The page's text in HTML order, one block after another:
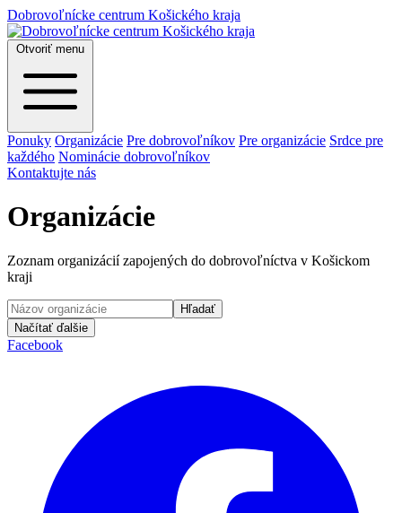
Dobrovoľnícke centrum Košického kraja
Otvoriť menu
Ponuky Organizácie Pre dobrovoľníkov Pre organizácie Srdce pre
každého Nominácie dobrovoľníkov
Kontaktujte nás
Organizácie
Zoznam organizácií zapojených do dobrovoľníctva v Košickom
kraji
Hľadať
Načítať ďalšie
Facebook